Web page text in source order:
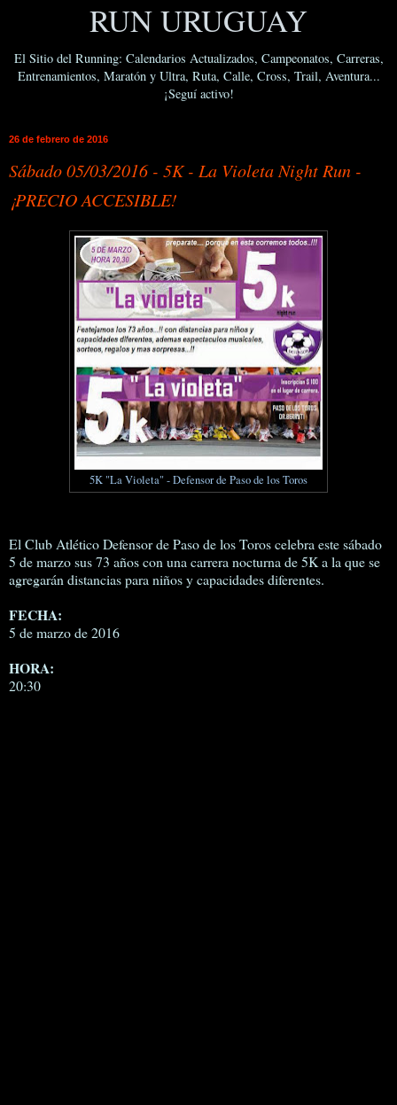
RUN URUGUAY
El Sitio del Running: Calendarios Actualizados, Campeonatos, Carreras,
Entrenamientos, Maratón y Ultra, Ruta, Calle, Cross, Trail, Aventura...
¡Seguí activo!
26 de febrero de 2016
Sábado 05/03/2016 - 5K - La Violeta Night Run -
¡PRECIO ACCESIBLE!
5K "La Violeta" - Defensor de Paso de los Toros
El Club Atlético Defensor de Paso de los Toros celebra este sábado
5 de marzo sus 73 años con una carrera nocturna de 5K a la que se
agregarán distancias para niños y capacidades diferentes.
FECHA:
5 de marzo de 2016
HORA:
20:30